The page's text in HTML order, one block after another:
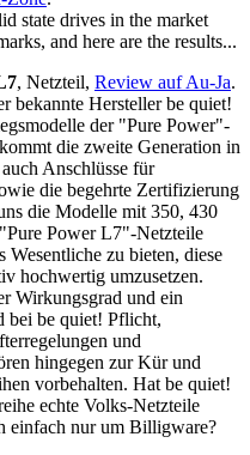
state drives in the market
and here are the results...
, Netzteil, Review auf Au-Ja.
bekannte Hersteller be quiet!
der "Pure Power"-
die zweite Generation in
Anschlüsse für
die begehrte Zertifizierung
die Modelle mit 350, 430
Power L7"-Netzteile
Wesentliche zu bieten, diese
hochwertig umzusetzen.
Wirkungsgrad und ein
bei be quiet! Pflicht,
und
hingegen zur Kür und
vorbehalten. Hat be quiet!
echte Volks-Netzteile
einfach nur um Billigware?